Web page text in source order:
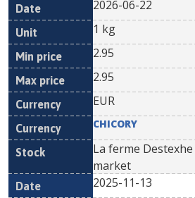
2026-06-22
1 kg
2.95
2.95
EUR
CHICORY
La ferme Destexhe
market
2025-11-13